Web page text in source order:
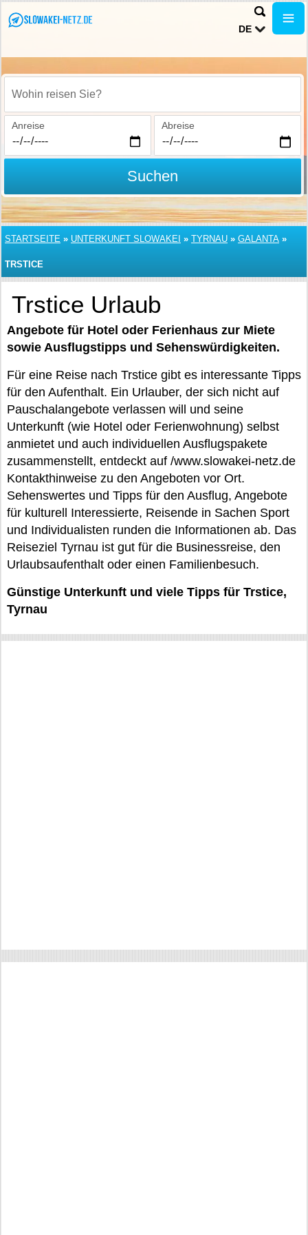
DE
Wohin reisen Sie?
Anreise Abreise
Suchen
STARTSEITE » UNTERKUNFT SLOWAKEI » TYRNAU » GALANTA »
TRSTICE
Trstice Urlaub
Angebote für Hotel oder Ferienhaus zur Miete
sowie Ausflugstipps und Sehenswürdigkeiten.
Für eine Reise nach Trstice gibt es interessante Tipps
für den Aufenthalt. Ein Urlauber, der sich nicht auf
Pauschalangebote verlassen will und seine
Unterkunft (wie Hotel oder Ferienwohnung) selbst
anmietet und auch individuellen Ausflugspakete
zusammenstellt, entdeckt auf /www.slowakei-netz.de
Kontakthinweise zu den Angeboten vor Ort.
Sehenswertes und Tipps für den Ausflug, Angebote
für kulturell Interessierte, Reisende in Sachen Sport
und Individualisten runden die Informationen ab. Das
Reiseziel Tyrnau ist gut für die Businessreise, den
Urlaubsaufenthalt oder einen Familienbesuch.
Günstige Unterkunft und viele Tipps für Trstice,
Tyrnau